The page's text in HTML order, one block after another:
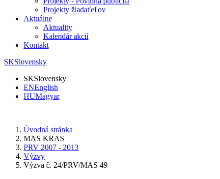
Projekty žiadaťeľov
Aktuálne
Aktuality
Kalendár akcií
Kontakt
SKSlovensky
SKSlovensky
ENEnglish
HUMagyar
Úvodná stránka
MAS KRAS
PRV 2007 - 2013
Výzvy
Výzva č. 24/PRV/MAS 49